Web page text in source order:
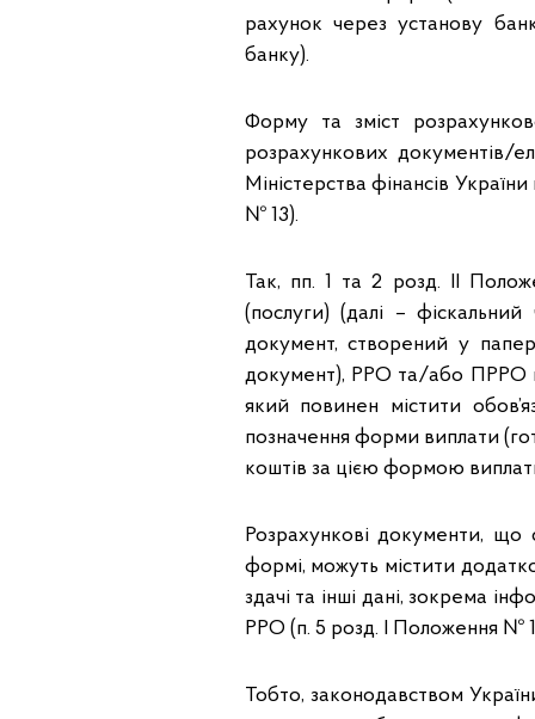
рахунок через установу
банку).
Форму та зміст
розрахункових документів/
Міністерства фінансів
№ 13).
Так, пп. 1 та 2 розд. ІІ
(послуги) (далі –
документ, створений у
документ), РРО та/або ПРРО
який повинен містити
позначення форми виплати
коштів за цією формою
Розрахункові документи,
формі, можуть містити
здачі та інші дані, зокрема
РРО (п. 5 розд. І Положення №
Тобто, законодавством